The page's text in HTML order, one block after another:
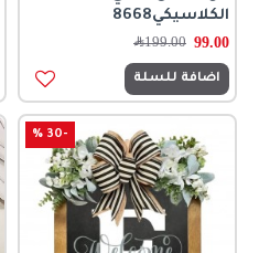
الكلاسيكي8668
99.00
199.00﷼
اضافة للسلة
-30 %